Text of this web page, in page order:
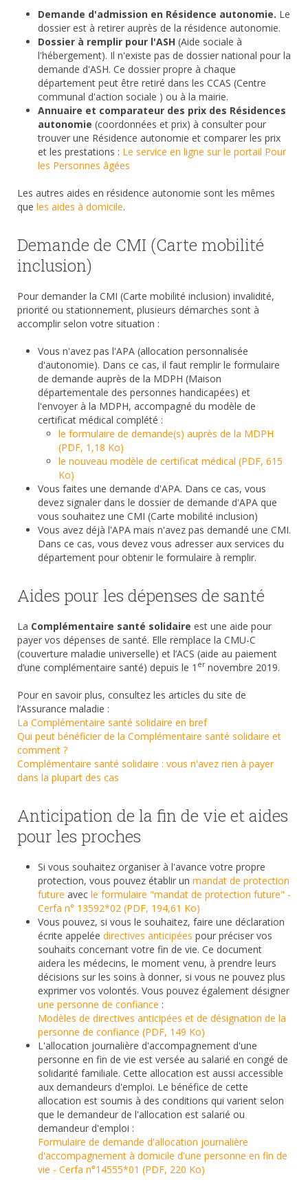
Demande d'admission en Résidence autonomie. Le
dossier est à retirer auprès de la résidence autonomie.
Dossier à remplir pour l'ASH (Aide sociale à
l'hébergement). Il n'existe pas de dossier national pour la
demande d'ASH. Ce dossier propre à chaque
département peut être retiré dans les CCAS (Centre
communal d'action sociale ) ou à la mairie.
Annuaire et comparateur des prix des Résidences
autonomie (coordonnées et prix) à consulter pour
trouver une Résidence autonomie et comparer les prix
et les prestations : Le service en ligne sur le portail Pour
les Personnes âgées
Les autres aides en résidence autonomie sont les mêmes
que les aides à domicile.
Demande de CMI (Carte mobilité
inclusion)
Pour demander la CMI (Carte mobilité inclusion) invalidité,
priorité ou stationnement, plusieurs démarches sont à
accomplir selon votre situation :
Vous n'avez pas l'APA (allocation personnalisée
d'autonomie). Dans ce cas, il faut remplir le formulaire
de demande auprès de la MDPH (Maison
départementale des personnes handicapées) et
l'envoyer à la MDPH, accompagné du modèle de
certificat médical complété :
le formulaire de demande(s) auprès de la MDPH
(PDF, 1,18 Ko)
le nouveau modèle de certificat médical (PDF, 615
Ko)
Vous faites une demande d'APA. Dans ce cas, vous
devez signaler dans le dossier de demande d'APA que
vous souhaitez une CMI (Carte mobilité inclusion)
Vous avez déjà l'APA mais n'avez pas demandé une CMI.
Dans ce cas, vous devez vous adresser aux services du
département pour obtenir le formulaire à remplir.
Aides pour les dépenses de santé
La Complémentaire santé solidaire est une aide pour
payer vos dépenses de santé. Elle remplace la CMU-C
(couverture maladie universelle) et l’ACS (aide au paiement
d’une complémentaire santé) depuis le 1 ernovembre 2019.
Pour en savoir plus, consultez les articles du site de
l’Assurance maladie :
La Complémentaire santé solidaire en bref
Qui peut bénéficier de la Complémentaire santé solidaire et
comment ?
Complémentaire santé solidaire : vous n'avez rien à payer
dans la plupart des cas
Anticipation de la fin de vie et aides
pour les proches
Si vous souhaitez organiser à l'avance votre propre
protection, vous pouvez établir un mandat de protection
future avec le formulaire "mandat de protection future" -
Cerfa n° 13592*02 (PDF, 194,61 Ko)
Vous pouvez, si vous le souhaitez, faire une déclaration
écrite appelée directives anticipées pour préciser vos
souhaits concernant votre fin de vie. Ce document
aidera les médecins, le moment venu, à prendre leurs
décisions sur les soins à donner, si vous ne pouvez plus
exprimer vos volontés. Vous pouvez également désigner
une personne de confiance :
Modèles de directives anticipées et de désignation de la
personne de confiance (PDF, 149 Ko)
L'allocation journalière d'accompagnement d'une
personne en fin de vie est versée au salarié en congé de
solidarité familiale. Cette allocation est aussi accessible
aux demandeurs d'emploi. Le bénéfice de cette
allocation est soumis à des conditions qui varient selon
que le demandeur de l'allocation est salarié ou
demandeur d'emploi :
Formulaire de demande d'allocation journalière
d'accompagnement à domicile d'une personne en fin de
vie - Cerfa n°14555*01 (PDF, 220 Ko)